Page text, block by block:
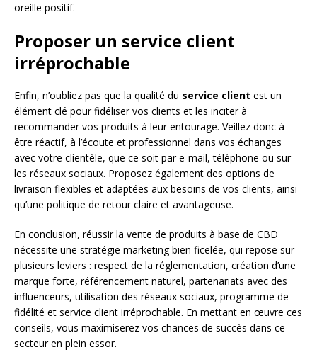
oreille positif.
Proposer un service client
irréprochable
Enfin, n’oubliez pas que la qualité du service client est un
élément clé pour fidéliser vos clients et les inciter à
recommander vos produits à leur entourage. Veillez donc à
être réactif, à l’écoute et professionnel dans vos échanges
avec votre clientèle, que ce soit par e-mail, téléphone ou sur
les réseaux sociaux. Proposez également des options de
livraison flexibles et adaptées aux besoins de vos clients, ainsi
qu’une politique de retour claire et avantageuse.
En conclusion, réussir la vente de produits à base de CBD
nécessite une stratégie marketing bien ficelée, qui repose sur
plusieurs leviers : respect de la réglementation, création d’une
marque forte, référencement naturel, partenariats avec des
influenceurs, utilisation des réseaux sociaux, programme de
fidélité et service client irréprochable. En mettant en œuvre ces
conseils, vous maximiserez vos chances de succès dans ce
secteur en plein essor.